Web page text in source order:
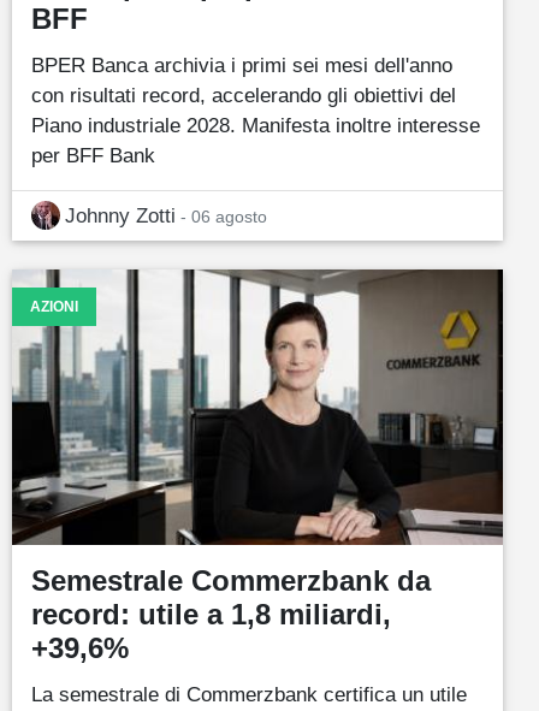
BFF
BPER Banca archivia i primi sei mesi dell'anno
con risultati record, accelerando gli obiettivi del
Piano industriale 2028. Manifesta inoltre interesse
per BFF Bank
Johnny Zotti - 06 agosto
AZIONI
Semestrale Commerzbank da
record: utile a 1,8 miliardi,
+39,6%
La semestrale di Commerzbank certifica un utile